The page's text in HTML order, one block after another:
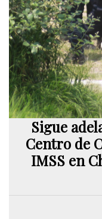
Sigue
Centro de
IMSS en